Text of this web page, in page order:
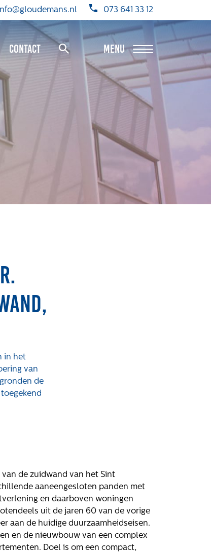
073 641 33 12
Contact MENU
in het
van
de
de zuidwand van het Sint
aaneengesloten panden met
en daarboven woningen
uit de jaren 60 van de vorige
aan de huidige duurzaamheidseisen.
en de nieuwbouw van een complex
Doel is om een compact,